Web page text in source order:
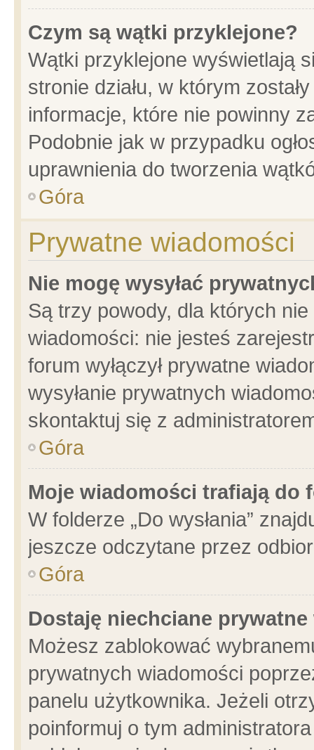
Czym są wątki przyklejone?
Wątki przyklejone wyświetlają
stronie działu, w którym
informacje, które nie powinny
Podobnie jak w przypadku
uprawnienia do tworzenia
Góra
Prywatne wiadomości
Nie mogę wysyłać
Są trzy powody, dla których
wiadomości: nie jesteś
forum wyłączył prywatne
wysyłanie prywatnych
skontaktuj się z
Góra
Moje wiadomości trafiają do
W folderze „Do wysłania”
jeszcze odczytane przez
Góra
Dostaję niechciane
Możesz zablokować
prywatnych wiadomości
panelu użytkownika. Jeżeli
poinformuj o tym